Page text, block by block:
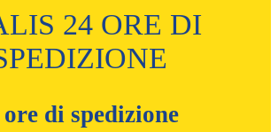
24 ORE DI
di spedizione